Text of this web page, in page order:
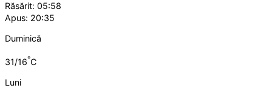
Răsărit: 05:58
Apus: 20:35
Duminică
31/16°C
Luni